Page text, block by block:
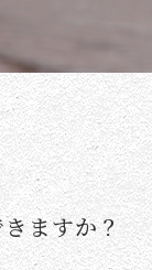
ますか？